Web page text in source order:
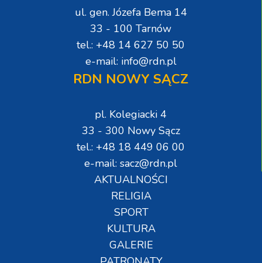
ul. gen. Józefa Bema 14
33 - 100 Tarnów
tel.: +48 14 627 50 50
e-mail: info@rdn.pl
RDN NOWY SĄCZ
pl. Kolegiacki 4
33 - 300 Nowy Sącz
tel.: +48 18 449 06 00
e-mail: sacz@rdn.pl
AKTUALNOŚCI
RELIGIA
SPORT
KULTURA
GALERIE